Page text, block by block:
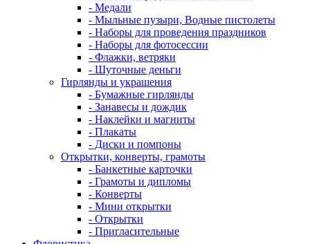
- Медали
- Мыльные пузыри, Водные пистолеты
- Наборы для проведения праздников
- Наборы для фотосессии
- Флажки, ветряки
- Шуточные деньги
Гирлянды и украшения
- Бумажные гирлянды
- Занавесы и дождик
- Наклейки и магниты
- Плакаты
- Диски и помпоны
Открытки, конверты, грамоты
- Банкетные карточки
- Грамоты и дипломы
- Конверты
- Мини открытки
- Открытки
- Пригласительные